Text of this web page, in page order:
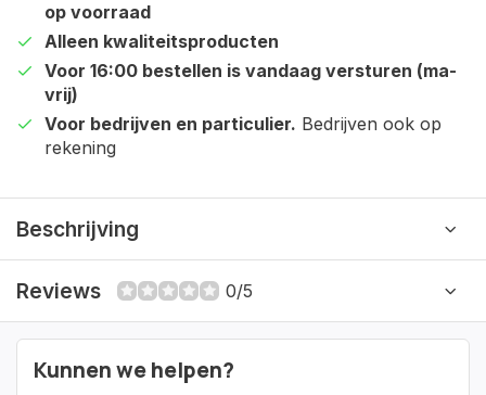
op voorraad
Alleen kwaliteitsproducten
Voor 16:00 bestellen is vandaag versturen (ma-
vrij)
Voor bedrijven en particulier. Bedrijven ook op
rekening
Beschrijving
Reviews 0/5
Kunnen we helpen?